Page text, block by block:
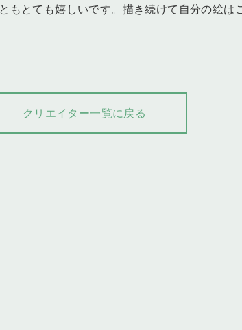
もとても嬉しいです。描き続けて自分の絵
クリエイター一覧に戻る